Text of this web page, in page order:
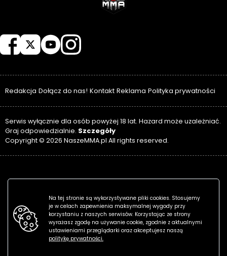
Redakcja Dołącz do nas! Kontakt Reklama Polityka prywatności
Serwis wyłącznie dla osób powyżej 18 lat. Hazard może uzależniać.
Graj odpowiedzialnie. Szczegóły
Copyright © 2026 NaszeMMA.pl All rights reserved.
Na tej stronie są wykorzystywane pliki cookies. Stosujemy
je w celach zapewnienia maksymalnej wygody przy
korzystaniu z naszych serwisów. Korzystając ze strony
wyrażasz zgodę na używanie cookie, zgodnie z aktualnymi
ustawieniami przeglądarki oraz akceptujesz naszą
politykę prywatności.